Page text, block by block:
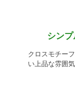
シン
クロスモチー
い上品な雰囲気